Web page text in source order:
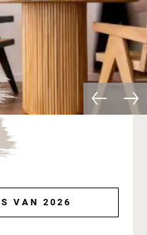
VAN 2026